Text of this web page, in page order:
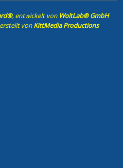
, entwickelt von WoltLab® GmbH
vonKittMedia Productions